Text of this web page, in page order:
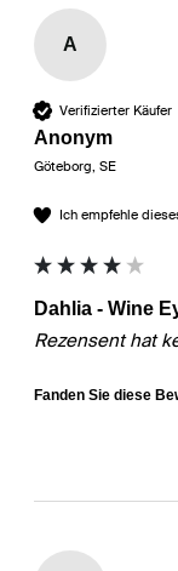
A
Verifizierter Käufer
Anonym
Göteborg, SE
Ich empfehle
Dahlia - Wine
Rezensent hat
Fanden Sie diese